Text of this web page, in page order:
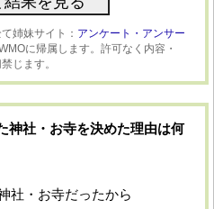
姉妹サイト： アンケート・アンサー
に帰属します。許可なく内容・
じます。
神社・お寺を決めた理由は何
社・お寺だったから